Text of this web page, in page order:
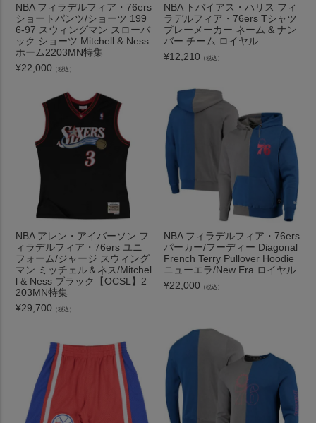
NBA フィラデルフィア・76ers
ショートパンツ/ショーツ 199
6-97 スウィングマン スローバ
ック ショーツ Mitchell & Ness
ホーム2203MN特集
¥22,000 （税込）
NBA トバイアス・ハリス フィ
ラデルフィア・76ers Tシャツ
プレーメーカー ネーム & ナン
バー チーム ロイヤル
¥12,210 （税込）
NBA アレン・アイバーソン フ
ィラデルフィア・76ers ユニ
フォーム/ジャージ スウィング
マン ミッチェル＆ネス/Mitchel
l & Ness ブラック【OCSL】2
203MN特集
¥29,700 （税込）
NBA フィラデルフィア・76ers
パーカー/フーディー Diagonal
French Terry Pullover Hoodie
ニューエラ/New Era ロイヤル
¥22,000 （税込）